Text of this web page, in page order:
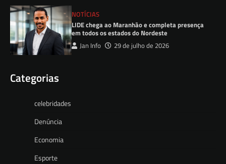
NOTÍCIAS
LIDE chega ao Maranhão e completa presença
em todos os estados do Nordeste
Jan Info 29 de julho de 2026
Categorias
celebridades
Denúncia
Economia
Esporte